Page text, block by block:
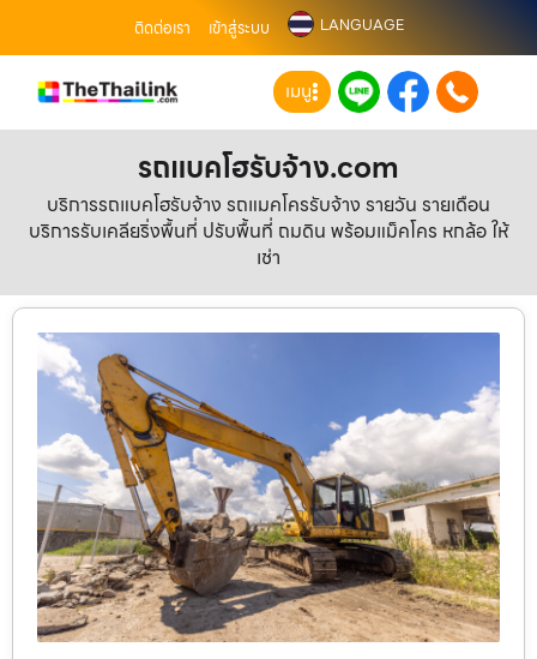
ติดต่อเรา เข้าสู่ระบบ LANGUAGE
เมนู
รถแบคโฮรับจ้าง.com
บริการรถแบคโฮรับจ้าง รถแมคโครรับจ้าง รายวัน รายเดือน
บริการรับเคลียริ่งพื้นที่ ปรับพื้นที่ ถมดิน พร้อมแม็คโคร หกล้อ ให้
เช่า